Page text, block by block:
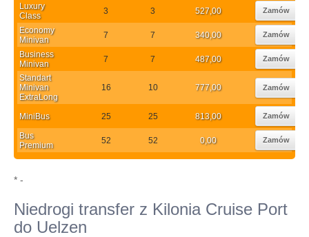
Luxury
Class
3 3 527,00 Zamów
Economy
Minivan
7 7 340,00 Zamów
Business
Minivan
7 7 487,00 Zamów
Standart
Minivan
ExtraLong
16 10 777,00 Zamów
MiniBus 25 25 813,00 Zamów
Bus
Premium
52 52 0,00 Zamów
* -
Niedrogi transfer z Kilonia Cruise Port
do Uelzen